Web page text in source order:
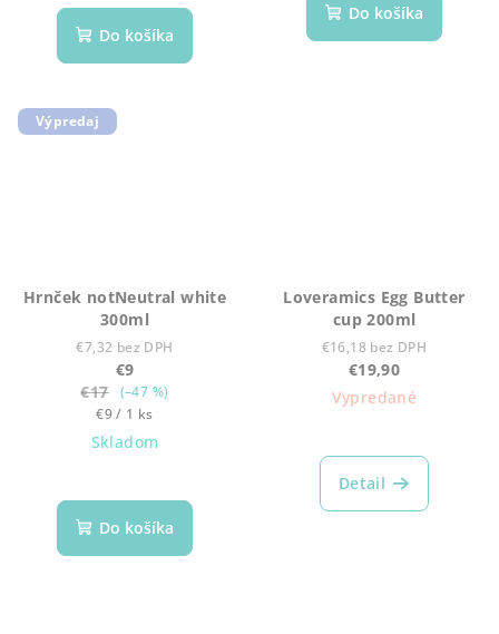
Do košíka
Do košíka
Výpredaj
Hrnček notNeutral white
300ml
€7,32 bez DPH
€9
€17
(–47 %)
Jednotková
cena:
€9 / 1 ks
Skladom
Do košíka
Loveramics Egg Butter
cup 200ml
€16,18 bez DPH
€19,90
Vypredané
Detail